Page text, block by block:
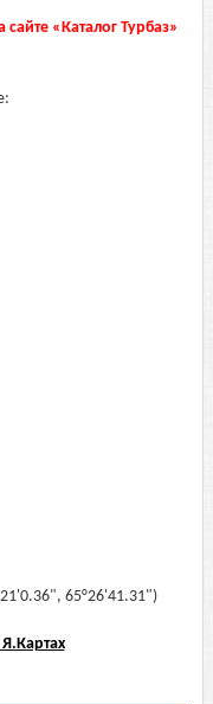
«Каталог Турбаз»
65°26'41.31")